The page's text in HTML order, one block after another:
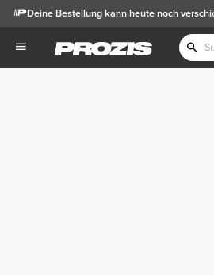
Deine Bestellung kann heute noch